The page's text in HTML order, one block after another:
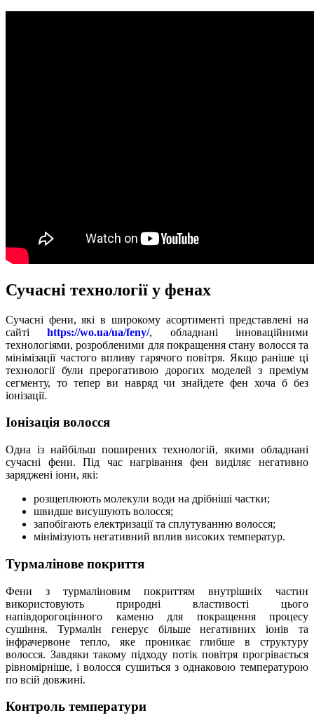
Сучасні технології у фенах
Сучасні фени, які в широкому асортименті представлені на
сайтіhttps://wo.ua/ua/feny/, обладнані інноваційними
технологіями, розробленими для покращення стану волосся та
мінімізації частого впливу гарячого повітря. Якщо раніше ці
технології були прерогативою дорогих моделей з преміум
сегменту, то тепер ви навряд чи знайдете фен хоча б без
іонізації.
Іонізація волосся
Одна із найбільш поширених технологій, якими обладнані
сучасні фени. Під час нагрівання фен виділяє негативно
заряджені іони, які:
розщеплюють молекули води на дрібніші частки;
швидше висушують волосся;
запобігають електризації та сплутуванню волосся;
мінімізують негативний вплив високих температур.
Турмалінове покриття
Фени з турмаліновим покриттям внутрішніх частин
використовують природні властивості цього
напівдорогоцінного каменю для покращення процесу
сушіння. Турмалін генерує більше негативних іонів та
інфрачервоне тепло, яке проникає глибше в структуру
волосся. Завдяки такому підходу потік повітря прогрівається
рівномірніше, і волосся сушиться з однаковою температурою
по всій довжині.
Контроль температури